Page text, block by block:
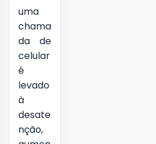
uma
chama
da de
celular
é
levado
à
desate
nção,